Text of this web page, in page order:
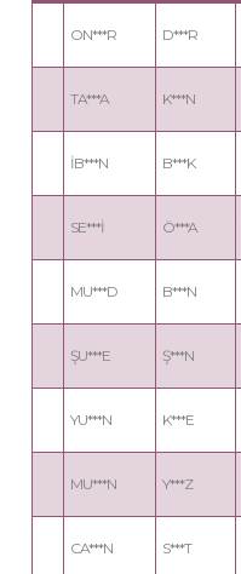
ON***R D***R
TA***A K***N
İB***N B***K
SE***İ Ö***A
MU***D B***N
ŞU***E Ş***N
YU***N K***E
MU***N Y***Z
CA***N S***T